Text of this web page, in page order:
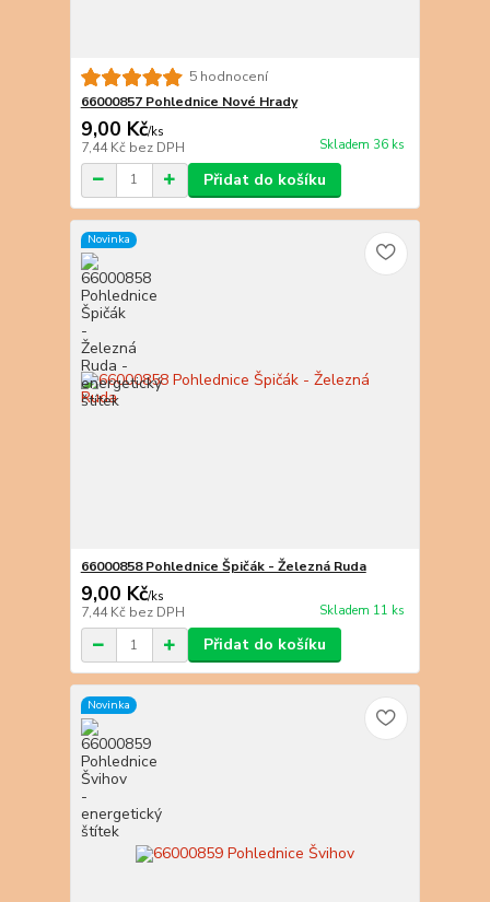
5 hodnocení
66000857 Pohlednice Nové Hrady
9,00 Kč/ks
7,44 Kč bez DPH Skladem 36 ks
Přidat do košíku
Novinka
66000858 Pohlednice Špičák - Železná Ruda
9,00 Kč/ks
7,44 Kč bez DPH Skladem 11 ks
Přidat do košíku
Novinka